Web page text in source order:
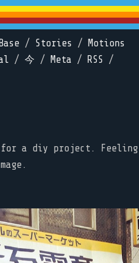
/ Stories /
Motions
/ 今 / Meta / RSS /
for a diy project. Feeling